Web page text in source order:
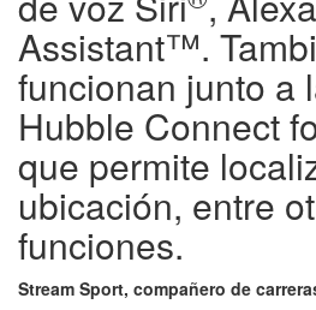
Assistant™.
funcionan junto a
Hubble Connect
que permite
ubicación, entre
funciones.
Stream Sport, compañero de